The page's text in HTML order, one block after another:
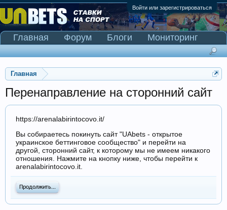
Войти или зарегистрироваться
Главная
Перенаправление на сторонний сайт
https://arenalabirintocovo.it/
Вы собираетесь покинуть сайт "UAbets - открытое
украинское беттинговое сообщество" и перейти на
другой, сторонний сайт, к которому мы не имеем никакого
отношения. Нажмите на кнопку ниже, чтобы перейти к
arenalabirintocovo.it.
Продолжить...
Главная Форум Блоги
Мониторинг
Сканер Pinnacle